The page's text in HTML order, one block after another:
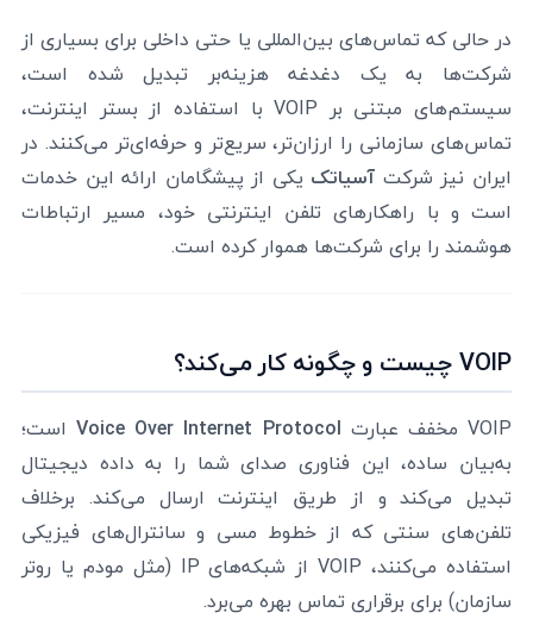
در حالی که تماس‌های بین‌المللی یا حتی داخلی برای بسیاری از
شرکت‌ها به یک دغدغه هزینه‌بر تبدیل شده است،
سیستم‌های مبتنی بر VOIP با استفاده از بستر اینترنت،
تماس‌های سازمانی را ارزان‌تر، سریع‌تر و حرفه‌ای‌تر می‌کنند. در
ایران نیز شرکت آسیاتک یکی از پیشگامان ارائه این خدمات
است و با راهکارهای تلفن اینترنتی خود، مسیر ارتباطات
هوشمند را برای شرکت‌ها هموار کرده است.
VOIP چیست و چگونه کار می‌کند؟
VOIP مخفف عبارت Voice Over Internet Protocolاست؛
به‌بیان ساده، این فناوری صدای شما را به داده دیجیتال
تبدیل می‌کند و از طریق اینترنت ارسال می‌کند. برخلاف
تلفن‌های سنتی که از خطوط مسی و سانترال‌های فیزیکی
استفاده می‌کنند، VOIP از شبکه‌های IP (مثل مودم یا روتر
سازمان) برای برقراری تماس بهره می‌برد.